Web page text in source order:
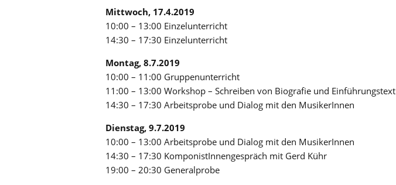
Mittwoch, 17.4.2019
10:00 – 13:00 Einzelunterricht
14:30 – 17:30 Einzelunterricht
Montag, 8.7.2019
10:00 – 11:00 Gruppenunterricht
11:00 – 13:00 Workshop – Schreiben von Biografie und Einführungstext
14:30 – 17:30 Arbeitsprobe und Dialog mit den MusikerInnen
Dienstag, 9.7.2019
10:00 – 13:00 Arbeitsprobe und Dialog mit den MusikerInnen
14:30 – 17:30 KomponistInnengespräch mit Gerd Kühr
19:00 – 20:30 Generalprobe